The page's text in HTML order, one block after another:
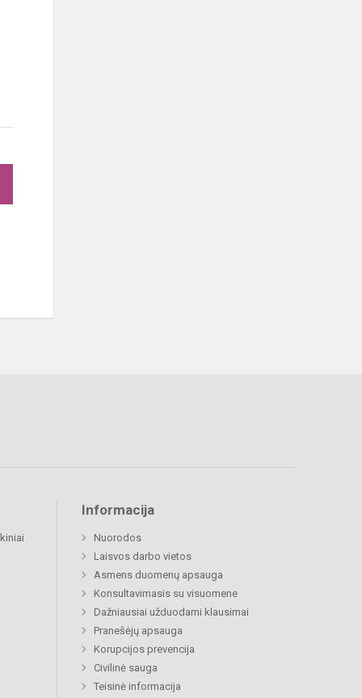
Informacija
Nuorodos
Laisvos darbo vietos
Asmens duomenų apsauga
Konsultavimasis su visuomene
Dažniausiai užduodami klausimai
Pranešėjų apsauga
Korupcijos prevencija
Civilinė sauga
Teisinė informacija